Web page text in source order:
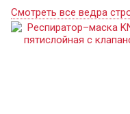
Смотреть все ведра